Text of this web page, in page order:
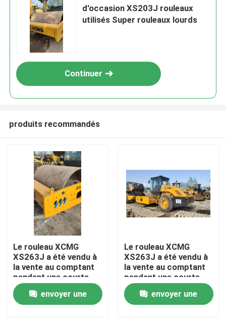
À la maison
Produits
d'occasion XS203J rouleaux
utilisés Super rouleaux lourds
Continuer
produits recommandés
Le rouleau XCMG
XS263J a été vendu à
la vente au comptant
pendant une courte
période.
envoyer une
Le rouleau XCMG
XS263J a été vendu à
la vente au comptant
pendant une courte
période.
envoyer une